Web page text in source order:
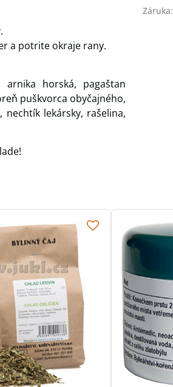
a potrite okraje rany.
horská, pagaštan
puškvorca obyčajného,
lekársky, rašelina,
Záruka: